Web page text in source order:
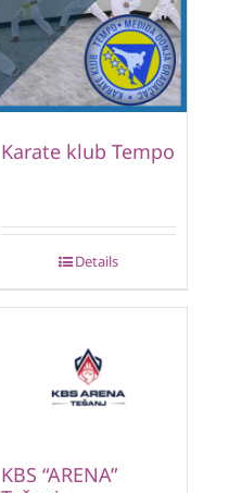
Karate klub Tempo
Details
KBS “ARENA”